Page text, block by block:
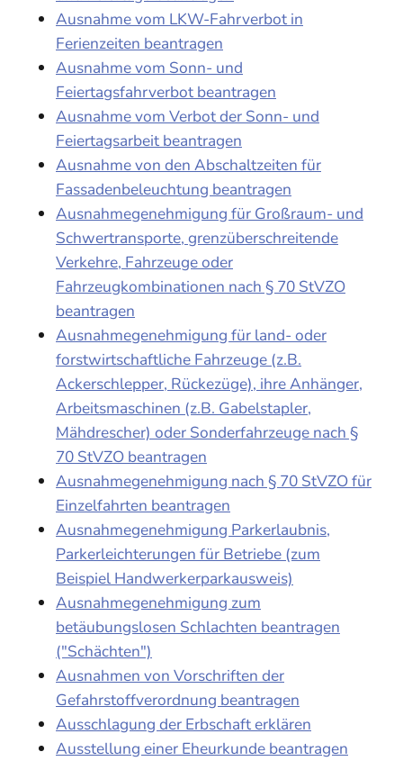
Ausnahme vom LKW-Fahrverbot in
Ferienzeiten beantragen
Ausnahme vom Sonn- und
Feiertagsfahrverbot beantragen
Ausnahme vom Verbot der Sonn- und
Feiertagsarbeit beantragen
Ausnahme von den Abschaltzeiten für
Fassadenbeleuchtung beantragen
Ausnahmegenehmigung für Großraum- und
Schwertransporte, grenzüberschreitende
Verkehre, Fahrzeuge oder
Fahrzeugkombinationen nach § 70 StVZO
beantragen
Ausnahmegenehmigung für land- oder
forstwirtschaftliche Fahrzeuge (z.B.
Ackerschlepper, Rückezüge), ihre Anhänger,
Arbeitsmaschinen (z.B. Gabelstapler,
Mähdrescher) oder Sonderfahrzeuge nach §
70 StVZO beantragen
Ausnahmegenehmigung nach § 70 StVZO für
Einzelfahrten beantragen
Ausnahmegenehmigung Parkerlaubnis,
Parkerleichterungen für Betriebe (zum
Beispiel Handwerkerparkausweis)
Ausnahmegenehmigung zum
betäubungslosen Schlachten beantragen
("Schächten")
Ausnahmen von Vorschriften der
Gefahrstoffverordnung beantragen
Ausschlagung der Erbschaft erklären
Ausstellung einer Eheurkunde beantragen